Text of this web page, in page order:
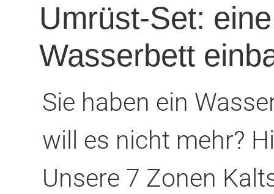
Umrüst-Set:
Wasserbett
Sie haben ein
will es nicht mehr?
Unsere 7 Zonen